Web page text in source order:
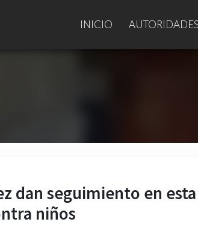
INICIO AUTORIDADES
dan seguimiento en
niños